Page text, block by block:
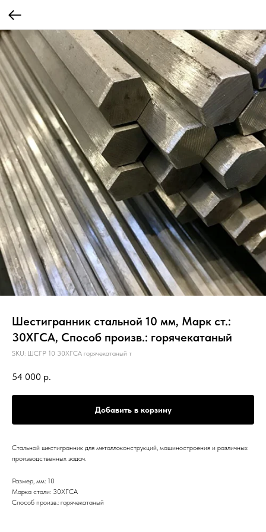
Шестигранник стальной 10 мм, Марк ст.:
30ХГСА, Способ произв.: горячекатаный
SKU: ШСГР 10 30ХГСА горячекатаный т
54 000 р.
Добавить в корзину
Стальной шестигранник для металлоконструкций, машиностроения и различных
производственных задач.
Размер, мм: 10
Марка стали: 30ХГСА
Способ произв.: горячекатаный